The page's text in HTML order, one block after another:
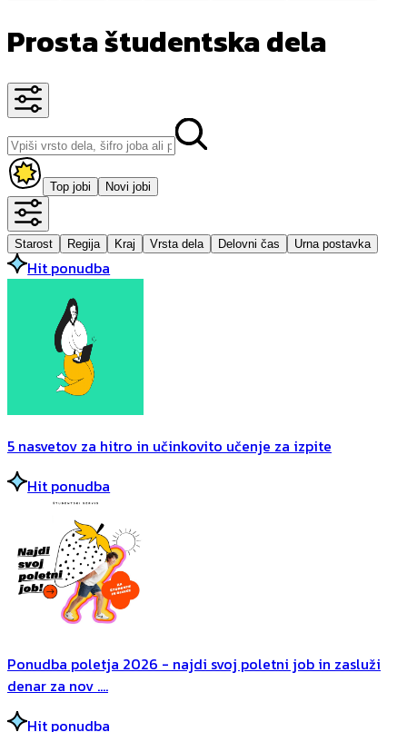
Prosta študentska dela
Top jobi Novi jobi
Starost Regija Kraj Vrsta dela Delovni čas Urna postavka
Hit ponudba
5 nasvetov za hitro in učinkovito učenje za izpite
Hit ponudba
Ponudba poletja 2026 - najdi svoj poletni job in zasluži
denar za nov ....
Hit ponudba